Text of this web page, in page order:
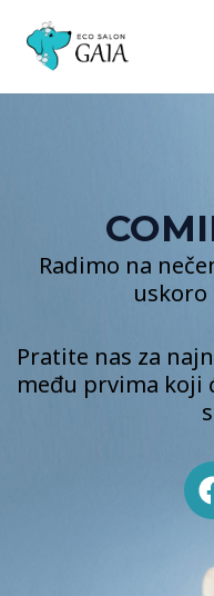
content
Radimo na
Pratite nas za
među prvima koji